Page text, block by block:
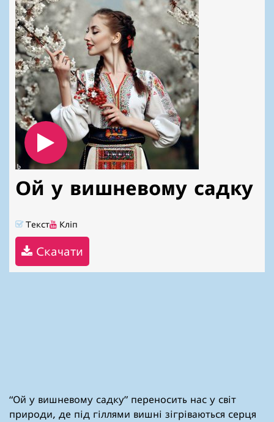
Ой у вишневому садку
Текст Кліп
Скачати
“Ой у вишневому садку” переносить нас у світ
природи, де під гіллями вишні зігріваються серця